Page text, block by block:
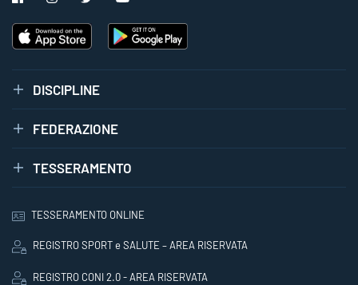
DISCIPLINE
FEDERAZIONE
TESSERAMENTO
TESSERAMENTO ONLINE
REGISTRO SPORT e SALUTE – AREA RISERVATA
REGISTRO CONI 2.0 - AREA RISERVATA